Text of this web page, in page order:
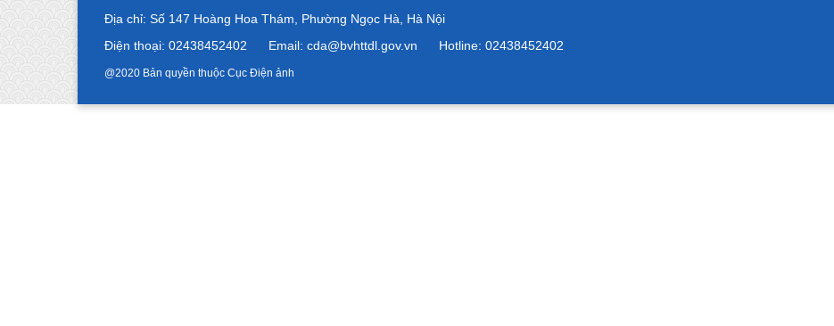
Địa chỉ: Số 147 Hoàng Hoa Thám, Phường Ngọc Hà, Hà Nội
Điện thoại: 02438452402 Email: cda@bvhttdl.gov.vn Hotline: 02438452402
@2020 Bản quyền thuộc Cục Điện ảnh